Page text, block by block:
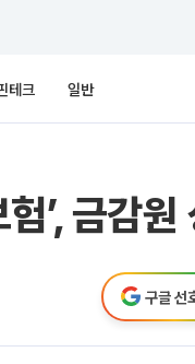
테크 일반
’, 금감
구글 선